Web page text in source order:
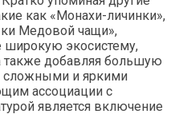
как «Монахи-личинки»,
Медовой чащи»,
экосистему,
добавляя большую
сложными и яркими
ассоциации с
является включение